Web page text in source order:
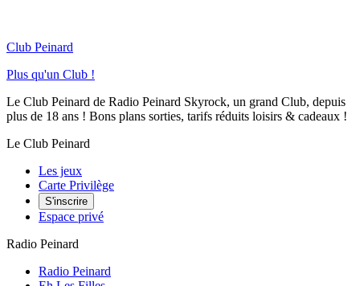
Club Peinard
Plus qu'un Club !
Le Club Peinard de Radio Peinard Skyrock, un grand Club, depuis
plus de 18 ans ! Bons plans sorties, tarifs réduits loisirs & cadeaux !
Le Club Peinard
Les jeux
Carte Privilège
S'inscrire
Espace privé
Radio Peinard
Radio Peinard